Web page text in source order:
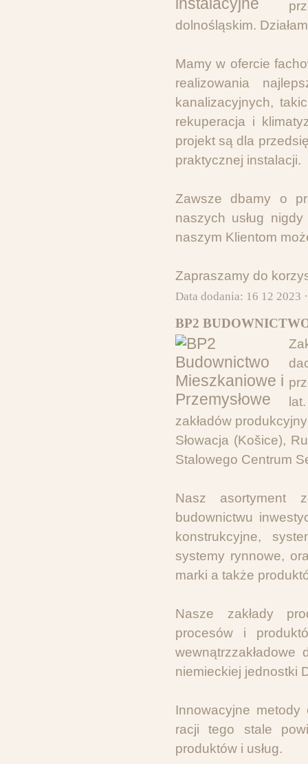
dolnośląskim.
Mamy w ofercie
realizowania
kanalizacyjnych,
rekuperacja i
projekt są dla
praktycznej instalacji.
Zawsze dbamy o
naszych usług
naszym Klientom
Zapraszamy do
Data dodania: 16 12 2023
BP2
zakładów
Słowacja (Košice),
Stalowego Centrum
Nasz asortyment
budownictwu
konstrukcyjne,
systemy rynnowe,
marki a także
Nasze zakłady
procesów i
wewnątrzzakładowe
niemieckiej jednostki
Innowacyjne
racji tego stale
produktów i usług.